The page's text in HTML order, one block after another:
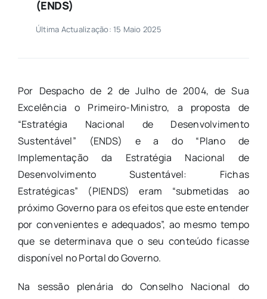
(ENDS)
Última Actualização: 15 Maio 2025
Por Despacho de 2 de Julho de 2004, de Sua
Excelência o Primeiro-Ministro, a proposta de
“Estratégia Nacional de Desenvolvimento
Sustentável” (ENDS) e a do “Plano de
Implementação da Estratégia Nacional de
Desenvolvimento Sustentável: Fichas
Estratégicas” (PIENDS) eram “submetidas ao
próximo Governo para os efeitos que este entender
por convenientes e adequados”, ao mesmo tempo
que se determinava que o seu conteúdo ficasse
disponível no Portal do Governo.
Na sessão plenária do Conselho Nacional do